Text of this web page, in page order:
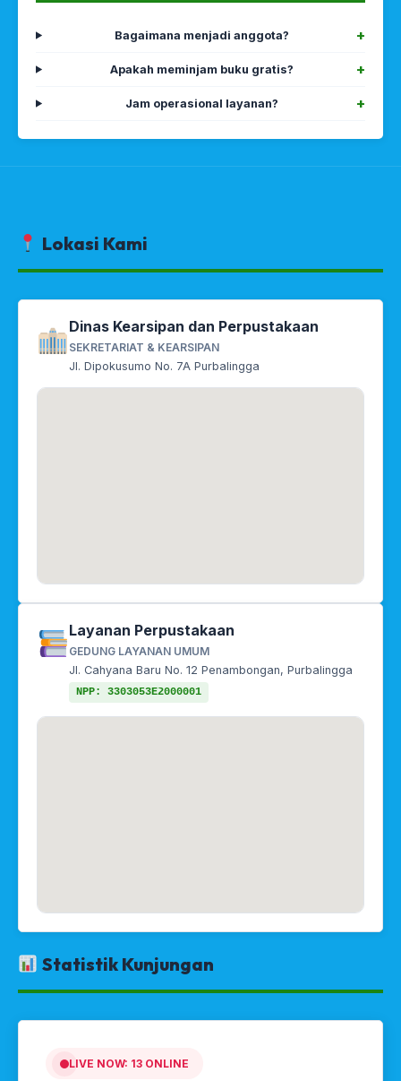
Bagaimana menjadi anggota?
Apakah meminjam buku gratis?
Jam operasional layanan?
Lokasi Kami
Dinas Kearsipan dan Perpustakaan
SEKRETARIAT & KEARSIPAN
Jl. Dipokusumo No. 7A Purbalingga
Layanan Perpustakaan
GEDUNG LAYANAN UMUM
Jl. Cahyana Baru No. 12 Penambongan, Purbalingga
NPP: 3303053E2000001
Statistik Kunjungan
LIVE NOW: 13 ONLINE